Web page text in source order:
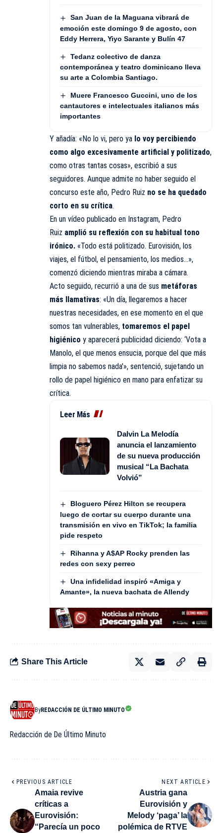
San Juan de la Maguana vibrará de
emoción este domingo 9 de agosto, con
Eddy Herrera, Yiyo Sarante y Bulín 47
Tedanz colectivo de danza
contemporánea y teatro dominicano lleva
su arte a Colombia Santiago.
Muere Francesco Guccini, uno de los
cantautores e intelectuales italianos más
importantes
Y añadía: «No lo vi, pero ya lo voy percibiendo
como algo excesivamente artificial y politizado,
como otras tantas cosas», escribió a sus
seguidores. Aunque admite no haber seguido el
concurso este año, Pedro Ruiz no se ha quedado
corto en su crítica.
En un vídeo publicado en Instagram, Pedro
Ruiz amplió su reflexión con su habitual tono
irónico. «Todo está politizado. Eurovisión, los
viajes, el fútbol, el pensamiento, los medios…»,
comenzó diciendo mientras miraba a cámara.
Acto seguido, recurrió a una de sus metáforas
más llamativas: «Un día, llegaremos a hacer
nuestras necesidades, en ese momento en el que
somos tan vulnerables, tomaremos el papel
higiénico y aparecerá publicidad diciendo: ‘Vota a
Manolo, el que menos ensucia, porque del que más
limpia no sabemos nada'», sentenció, sujetando un
rollo de papel higiénico en mano para enfatizar su
crítica.
Leer Más
Dalvin La Melodía
anuncia el lanzamiento
de su nueva producción
musical “La Bachata
Volvió”
Bloguero Pérez Hilton se recupera
luego de cortar su cuerpo durante una
transmisión en vivo en TikTok; la familia
pide respeto
Rihanna y A$AP Rocky prenden las
redes con sexy perreo
Una infidelidad inspiró «Amiga y
Amante», la nueva bachata de Allendy
Share This Article
ByREDACCIÓN DE ÚLTIMO MINUTO
Redacción de De Último Minuto
PREVIOUS ARTICLE
Amaia revive
críticas a
Eurovisión:
“Parecía un poco
NEXT ARTICLE
Austria gana
Eurovisión y
Melody ‘paga’ la
polémica de RTVE